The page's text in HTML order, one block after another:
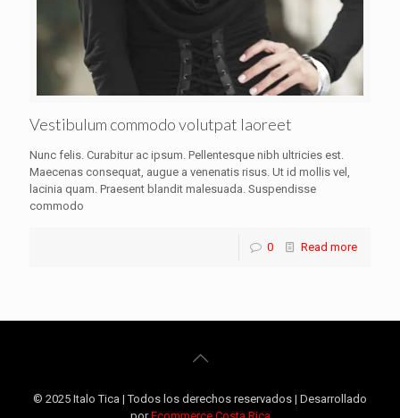
Vestibulum commodo volutpat laoreet
Nunc felis. Curabitur ac ipsum. Pellentesque nibh ultricies est.
Maecenas consequat, augue a venenatis risus. Ut id mollis vel,
lacinia quam. Praesent blandit malesuada. Suspendisse
commodo
0 Read more
© 2025 Italo Tica | Todos los derechos reservados | Desarrollado